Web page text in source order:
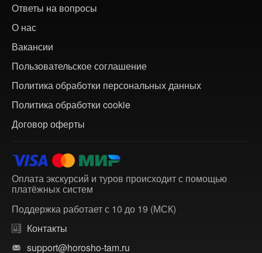
Ответы на вопросы
О нас
Вакансии
Пользовательское соглашение
Политика обработки персональных данных
Политика обработки cookie
Договор оферты
Оплата экскурсий и туров происходит с помощью
платёжных систем
Поддержка работает с 10 до 19 (МСК)
Контакты
support@horosho-tam.ru